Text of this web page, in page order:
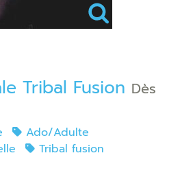
Tribal Fusion Dès
Ado/Adulte
Tribal fusion